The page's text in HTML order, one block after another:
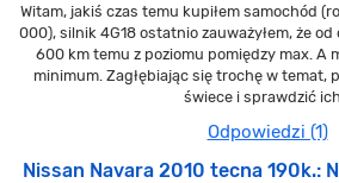
Witam, jakiś czas temu kupiłem samochód
000), silnik 4G18 ostatnio zauważyłem, że
600 km temu z poziomu pomiędzy max. A
minimum. Zagłębiając się trochę w temat,
świece i sprawdzić
Odpowiedzi (1)
Nissan Navara 2010 tecna 190k.: